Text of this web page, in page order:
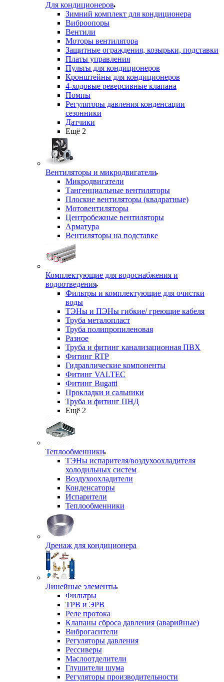
Для кондиционеров
Зимний комплект для кондиционера
Виброопоры
Вентили
Моторы вентилятора
Защитные ограждения, козырьки, подставки
Платы управления
Пульты для кондиционеров
Кронштейны для кондиционеров
4-ходовые реверсивные клапана
Помпы
Регуляторы давления конденсации
сезонники
Датчики
Ещё 2
Вентиляторы и микродвигатели
Микродвигатели
Тангенциальные вентиляторы
Плоские вентиляторы (квадратные)
Мотовентиляторы
Центробежные вентиляторы
Арматура
Вентиляторы на подставке
Комплектующие для водоснабжения и
водоотведения
Фильтры и комплектующие для очистки
воды
ТЭНы и ПЭНы гибкие/ греющие кабеля
Труба металопласт
Труба полипропиленовая
Разное
Труба и фитинг канализационная ПВХ
Фитинг RTP
Гидравлические компоненты
Фитинг VALTEC
Фитинг Bugatti
Прокладки и сальники
Труба и фитинг ПНД
Ещё 2
Теплообменники
ТЭНы испарителя/воздухоохладителя
холодильных систем
Воздухоохладители
Конденсаторы
Испарители
Теплообменники
Дренаж для кондиционера
Линейные элементы
Фильтры
ТРВ и ЭРВ
Реле протока
Клапаны сброса давления (аварийные)
Виброгасители
Регуляторы давления
Рессиверы
Маслоотделители
Глушители шума
Регуляторы производительности